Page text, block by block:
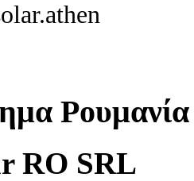
Ρουμανία
RO SRL